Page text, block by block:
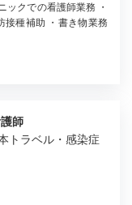
クでの看護師業務 ・
接種補助 ・書き物業務
師
トラベル・感染症